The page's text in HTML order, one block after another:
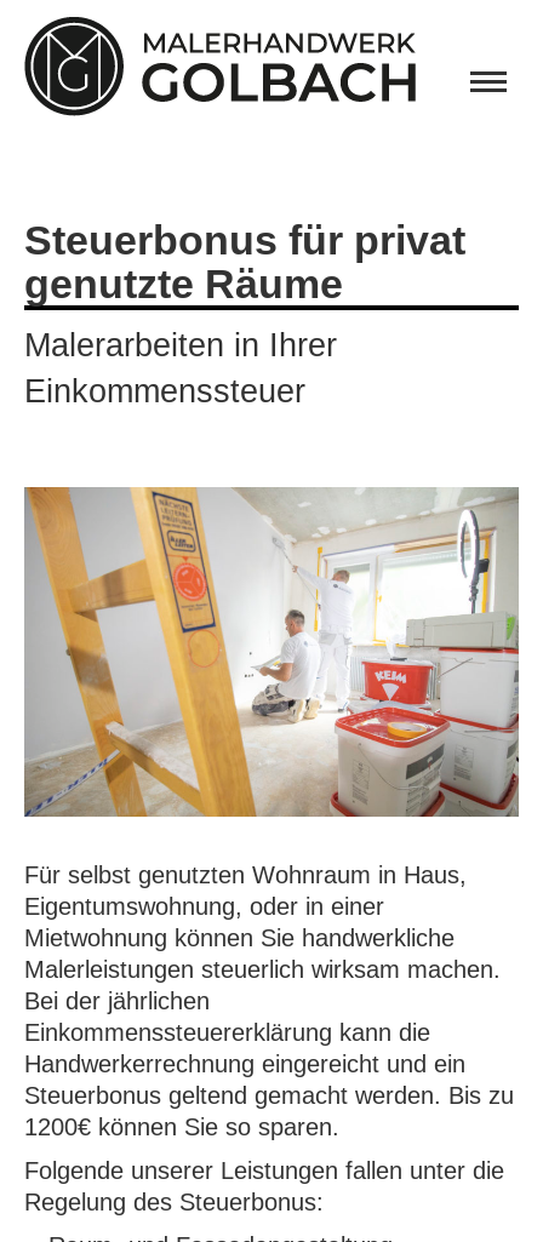
Steuerbonus für privat
genutzte Räume
Malerarbeiten in Ihrer
Einkommenssteuer
Für selbst genutzten Wohnraum in Haus,
Eigentumswohnung, oder in einer
Mietwohnung können Sie handwerkliche
Malerleistungen steuerlich wirksam machen.
Bei der jährlichen
Einkommenssteuererklärung kann die
Handwerkerrechnung eingereicht und ein
Steuerbonus geltend gemacht werden. Bis zu
1200€ können Sie so sparen.
Folgende unserer Leistungen fallen unter die
Regelung des Steuerbonus: